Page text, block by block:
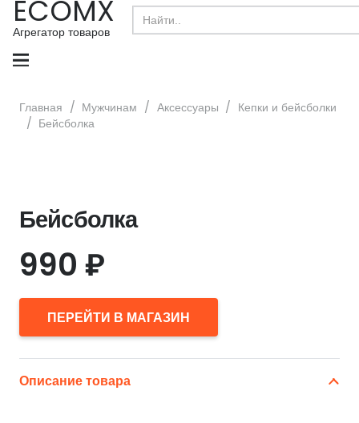
ECOMX
Агрегатор товаров
Search
for:
Главная / Мужчинам / Аксессуары / Кепки и бейсболки
/ Бейсболка
Бейсболка
990 ₽
ПЕРЕЙТИ В МАГАЗИН
Описание товара